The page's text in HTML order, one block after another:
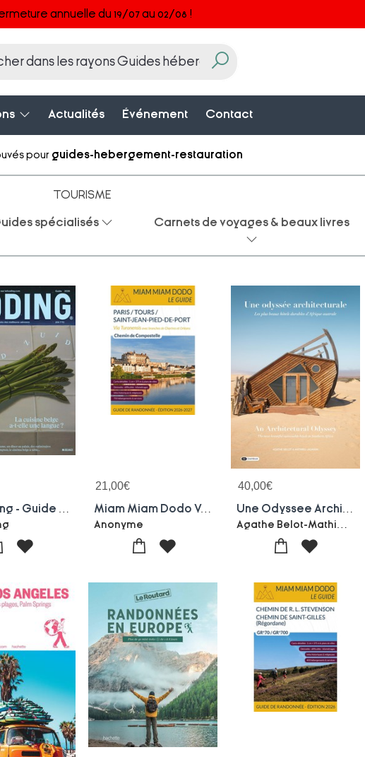
annuelle du 19/07 au 02/08 !
Actualités Événement Contact
pour guides-hebergement-restauration
TOURISME
spécialisés Carnets de voyages & beaux livres
21,00€
Miam Miam Dodo Voie De Tours (paris A Saint-jean-pied-de-port Via Tours) Edition 2026-2027 : Miam Miam Dodo Voie De Tours (paris A Saint-jean-pied-de-port Via Tours) Edition 2026-2027
Anonyme
40,00€